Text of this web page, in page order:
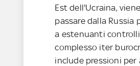
Est dell'Ucraina,
passare dalla Russia
a estenuanti
complesso iter
include pressioni per